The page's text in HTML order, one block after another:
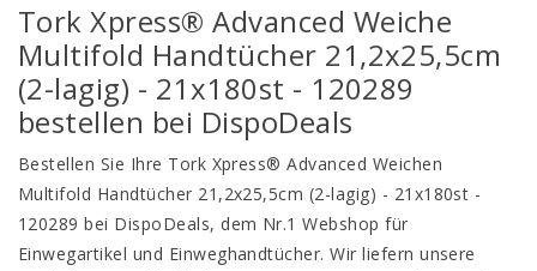
Tork Xpress® Advanced Weiche
Multifold Handtücher 21,2x25,5cm
(2-lagig) - 21x180st - 120289
bestellen bei DispoDeals
Bestellen Sie Ihre Tork Xpress® Advanced Weichen
Multifold Handtücher 21,2x25,5cm (2-lagig) - 21x180st -
120289 bei DispoDeals, dem Nr.1 Webshop für
Einwegartikel und Einweghandtücher. Wir liefern unsere